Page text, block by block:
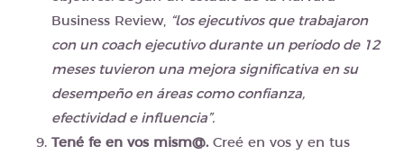
Business Review, “los ejecutivos que trabajaron
con un coach ejecutivo durante un período de 12
meses tuvieron una mejora significativa en su
desempeño en áreas como confianza,
efectividad e influencia”.
Tené fe en vos mism@. Creé en vos y en tus